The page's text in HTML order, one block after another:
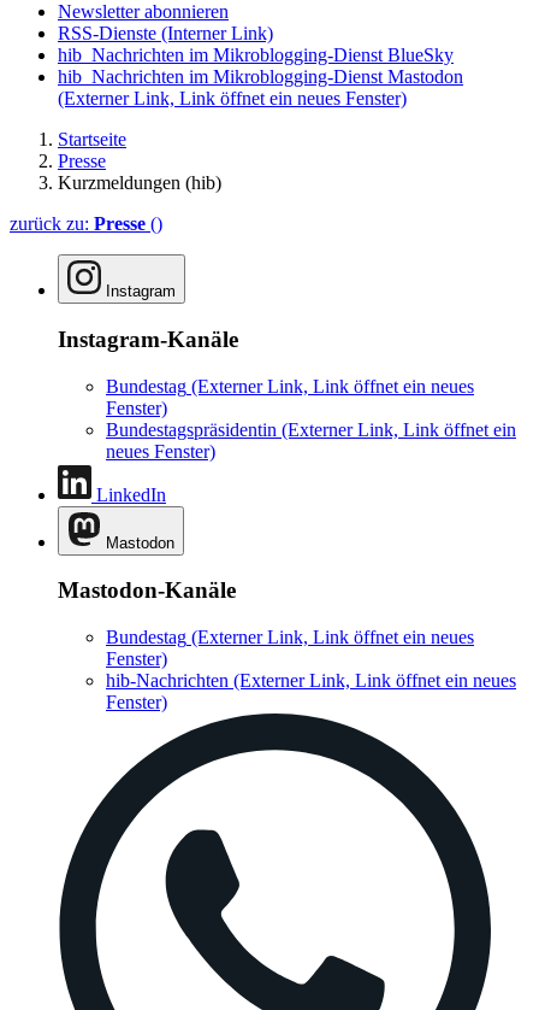
Newsletter abonnieren
RSS-Dienste (Interner Link)
hib_Nachrichten im Mikroblogging-Dienst BlueSky
hib_Nachrichten im Mikroblogging-Dienst Mastodon
(Externer Link, Link öffnet ein neues Fenster)
Startseite
Presse
Kurzmeldungen (hib)
zurück zu: Presse ()
Instagram
Instagram-Kanäle
Bundestag (Externer Link, Link öffnet ein neues
Fenster)
Bundestagspräsidentin (Externer Link, Link öffnet ein
neues Fenster)
LinkedIn
Mastodon
Mastodon-Kanäle
Bundestag (Externer Link, Link öffnet ein neues
Fenster)
hib-Nachrichten (Externer Link, Link öffnet ein neues
Fenster)